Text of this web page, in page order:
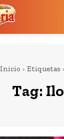
Inicio Etiquetas
Tag: Ilo